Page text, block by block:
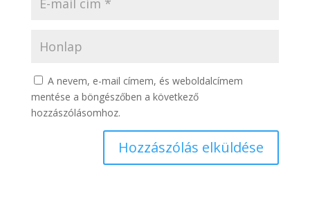
A nevem, e-mail címem, és weboldalcímem
mentése a böngészőben a következő
hozzászólásomhoz.